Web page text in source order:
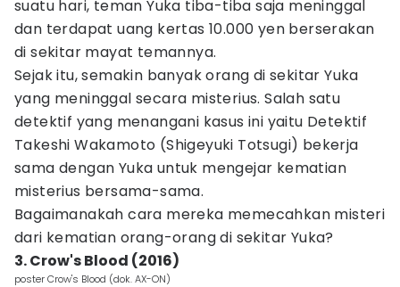
suatu hari, teman Yuka tiba-tiba saja meninggal
dan terdapat uang kertas 10.000 yen berserakan
di sekitar mayat temannya.
Sejak itu, semakin banyak orang di sekitar Yuka
yang meninggal secara misterius. Salah satu
detektif yang menangani kasus ini yaitu Detektif
Takeshi Wakamoto (Shigeyuki Totsugi) bekerja
sama dengan Yuka untuk mengejar kematian
misterius bersama-sama.
Bagaimanakah cara mereka memecahkan misteri
dari kematian orang-orang di sekitar Yuka?
3. Crow's Blood (2016)
poster Crow's Blood (dok. AX-ON)